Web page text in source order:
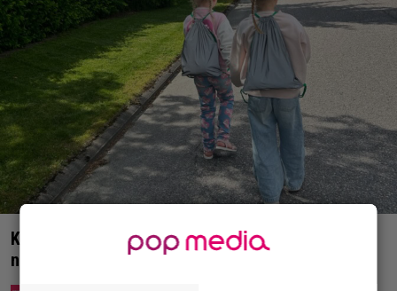
Koululaisille jaetaan ilmaisia heijastinreppuja –
näin voit lunastaa omasi S-marketista